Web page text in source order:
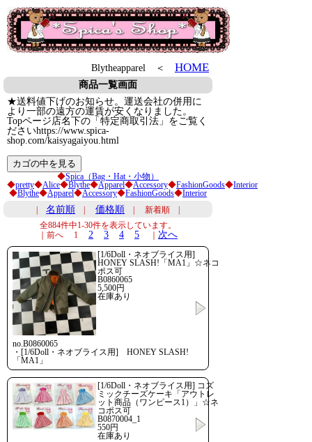
Blytheapparel ＜ HOME
商品一覧画面
★送料値下げのお知らせ。運送会社の併用に
より一部の遠方の運賃が安くなりました。
Topページ店名下の「特定商取引法」をご覧く
ださいhttps://www.spica-
shop.com/kaisyagaiyou.html
◆Spica（Bag・Hat・小物）
◆pretty◆Alice◆Blythe◆Apparel◆Accessory◆FashionGoods◆Interior
◆Blythe◆Apparel◆Accessory◆FashionGoods◆Interior
| 名前順 | 価格順 | 新着順 |
全884件中1-30件を表示しています。
｜前へ 1 2 3 4 5 ｜ 次へ
[1/6Doll・ネオブライス用]
HONEY SLASH!「MA1」☆ネコ
ポス可
B0860065
5,500円
在庫あり
no.B0860065
・[1/6Doll・ネオブライス用] HONEY SLASH!
「MA1」
[1/6Doll・ネオブライス用] コズ
ミックチーズケーキ「アウトレ
ット商品（ワンピース1）」☆ネ
コポス可
B0870004_1
550円
在庫あり